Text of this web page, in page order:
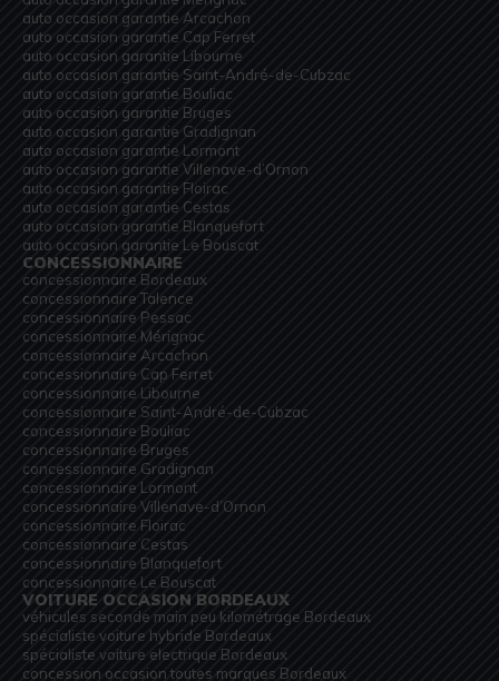
auto occasion garantie Arcachon
auto occasion garantie Cap Ferret
auto occasion garantie Libourne
auto occasion garantie Saint-André-de-Cubzac
auto occasion garantie Bouliac
auto occasion garantie Bruges
auto occasion garantie Gradignan
auto occasion garantie Lormont
auto occasion garantie Villenave-d’Ornon
auto occasion garantie Floirac
auto occasion garantie Cestas
auto occasion garantie Blanquefort
auto occasion garantie Le Bouscat
CONCESSIONNAIRE
concessionnaire Bordeaux
concessionnaire Talence
concessionnaire Pessac
concessionnaire Mérignac
concessionnaire Arcachon
concessionnaire Cap Ferret
concessionnaire Libourne
concessionnaire Saint-André-de-Cubzac
concessionnaire Bouliac
concessionnaire Bruges
concessionnaire Gradignan
concessionnaire Lormont
concessionnaire Villenave-d’Ornon
concessionnaire Floirac
concessionnaire Cestas
concessionnaire Blanquefort
concessionnaire Le Bouscat
VOITURE OCCASION BORDEAUX
véhicules seconde main peu kilométrage Bordeaux
spécialiste voiture hybride Bordeaux
spécialiste voiture electrique Bordeaux
concession occasion toutes marques Bordeaux